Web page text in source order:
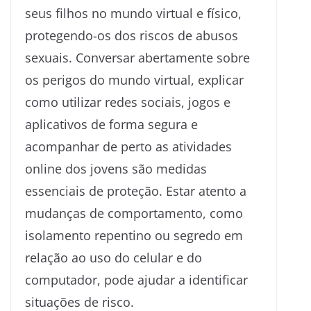
seus filhos no mundo virtual e físico,
protegendo-os dos riscos de abusos
sexuais. Conversar abertamente sobre
os perigos do mundo virtual, explicar
como utilizar redes sociais, jogos e
aplicativos de forma segura e
acompanhar de perto as atividades
online dos jovens são medidas
essenciais de proteção. Estar atento a
mudanças de comportamento, como
isolamento repentino ou segredo em
relação ao uso do celular e do
computador, pode ajudar a identificar
situações de risco.